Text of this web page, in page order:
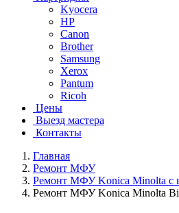
Kyocera
HP
Canon
Brother
Samsung
Xerox
Pantum
Ricoh
Цены
Выезд мастера
Контакты
Главная
Ремонт МФУ
Ремонт МФУ Konica Minolta с
Ремонт МФУ Konica Minolta